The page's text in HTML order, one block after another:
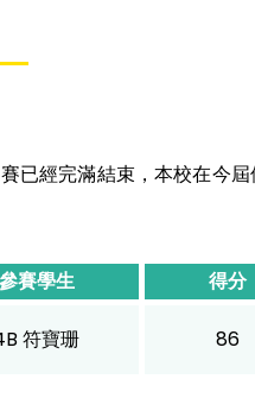
已經完滿結束，本校在今
參賽學生 得分
符寶珊 86